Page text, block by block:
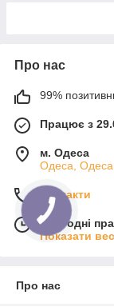
Про нас
99%
Працює з
м. Одеса
Одеса,
Контакти
Сьогодні
Показати
Про нас